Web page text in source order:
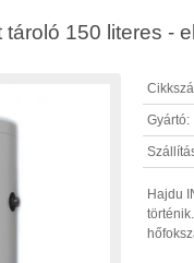
150 literes -
Gyártó:
Hajdu